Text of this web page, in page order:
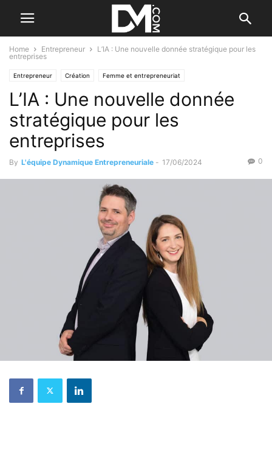
Home Entrepreneur
L’IA : Une nouvelle donnée stratégique pour les
entreprises
Entrepreneur Création Femme et entrepreneuriat
L’IA : Une nouvelle donnée
stratégique pour les
entreprises
By L'équipe Dynamique Entrepreneuriale - 17/06/2024 0